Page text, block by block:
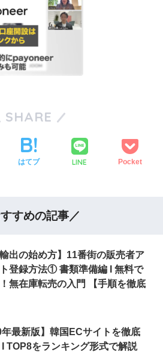
SHARE
はてブ LINE Pocket
すめの記事／
輸出の始め方】11番街の販売者ア
登録方法① 書類準備編 Ι 無料で
無在庫転売の入門 【手順を徹底
年最新版】韓国ECサイトを徹底
TOP8をランキング形式で解説